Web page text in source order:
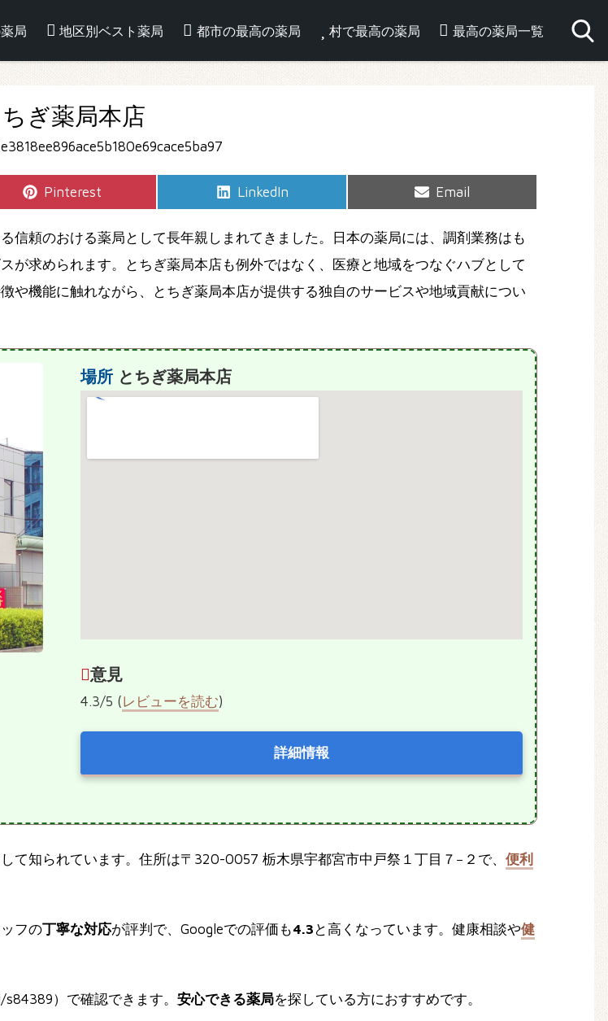
局 地区別ベスト薬局 都市の最高の薬局 村で最高の薬局 最高の薬局一覧
ちぎ薬局本店
Share
Pinterest
Share
LinkedIn
Share
Email
信頼のおける薬局として長年親しまれてきました。日本の薬局には、調剤業務はも
が求められます。とちぎ薬局本店も例外ではなく、医療と地域をつなぐハブとして
や機能に触れながら、とちぎ薬局本店が提供する独自のサービスや地域貢献につい
場所とちぎ薬局本店
意見
4.3/5 (レビューを読む)
詳細情報
して知られています。住所は〒320-0057 栃木県宇都宮市中戸祭１丁目７−２で、 便利
フの丁寧な対応が評判で、Googleでの評価も4.3 と高くなっています。健康相談や健
）で確認できます。 安心できる薬局を探している方におすすめです。